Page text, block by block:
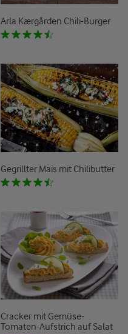
Arla Kærgården Chili-Burger
Gegrillter Mais mit Chilibutter
Cracker mit Gemüse-
Tomaten-Aufstrich auf Salat